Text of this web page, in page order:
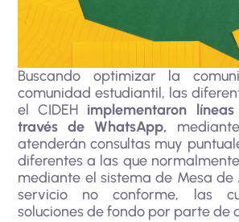
Buscando optimizar la
comunidad estudiantil, las
el CIDEH implementaron
través de WhatsApp,
atenderán consultas muy
diferentes a las que
mediante el sistema de Mesa de
servicio no conforme, las
soluciones de fondo por parte de